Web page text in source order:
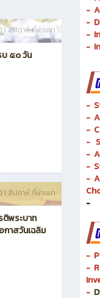
-
-
-
-
-
-
-
-
-
-
-
-